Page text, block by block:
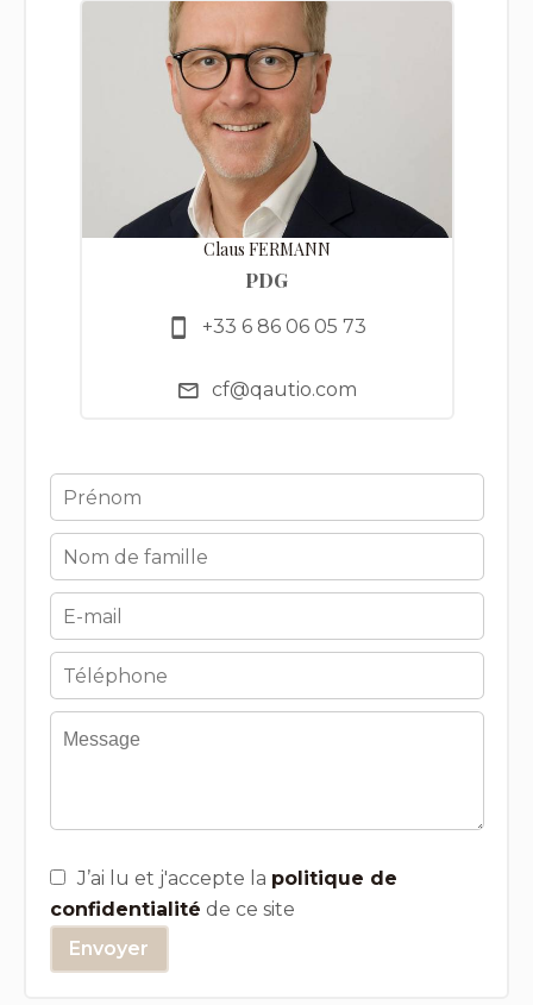
Claus FERMANN
PDG
+33 6 86 06 05 73
cf@qautio.com
J’ai lu et j'accepte la politique de
confidentialité de ce site
Envoyer